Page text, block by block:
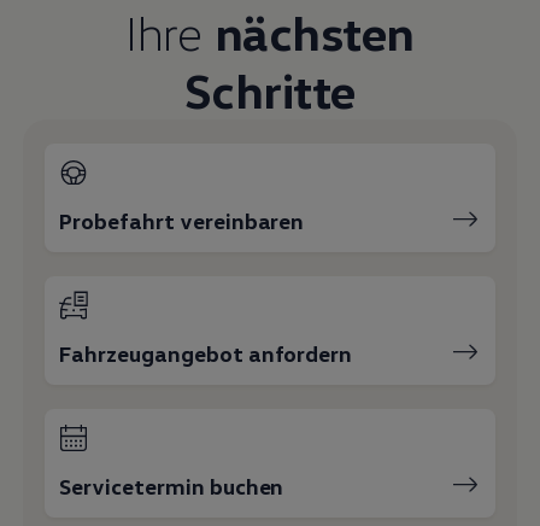
Lifestyle
Transport
Familie
Elektromobilität
Volkswagen R
Ihre nächsten
Schritte
Probefahrt vereinbaren
Fahrzeugangebot anfordern
Servicetermin buchen